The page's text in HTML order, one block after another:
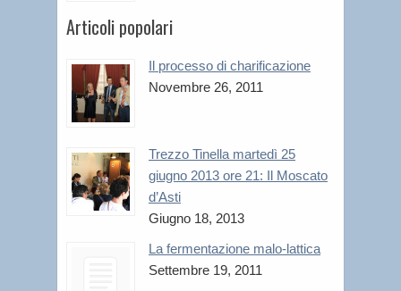
Articoli popolari
Il processo di charificazione
Novembre 26, 2011
Trezzo Tinella martedì 25
giugno 2013 ore 21: Il Moscato
d’Asti
Giugno 18, 2013
La fermentazione malo-lattica
Settembre 19, 2011